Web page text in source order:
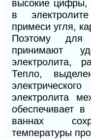
высокие цифры,
в
примеси угля,
Поэтому для
принимают
электролита,
Тепло,
электролита
обеспечивает
ваннах
температуры